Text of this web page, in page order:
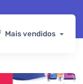
Mais vendidos